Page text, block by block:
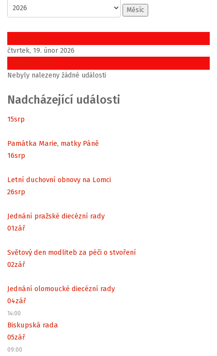
Měsíc
Předchozí den
čtvrtek, 19. únor 2026
Následující den
Nebyly nalezeny žádné události
Nadcházející události
15srp
Památka Marie, matky Páně
16srp
Letní duchovní obnovy na Lomci
26srp
Jednání pražské diecézní rady
01zář
Světový den modliteb za péči o stvoření
02zář
Jednání olomoucké diecézní rady
04zář
14:00
Biskupská rada
05zář
09:00